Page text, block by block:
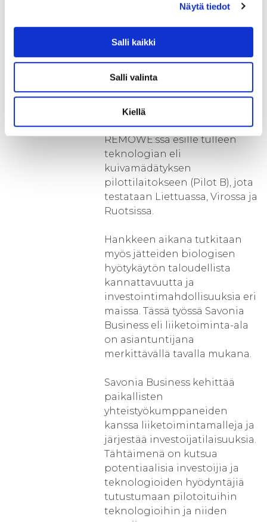
Näytä tiedot
Salli kaikki
Salli valinta
Kiellä
kehittää ns. Downstream-
prosessointia, jossa
bioprosessissa muodostuneita
Saksalainen Ostfalian
ammattikorkeakoulu
puolestaan investoi toisen
REMOWE:ssa esille tulleen
teknologian eli
kuivamädätyksen
pilottilaitokseen (Pilot B), jota
testataan Liettuassa, Virossa ja
Ruotsissa.
Hankkeen aikana tutkitaan
myös jätteiden biologisen
hyötykäytön taloudellista
kannattavuutta ja
investointimahdollisuuksia eri
maissa. Tässä työssä Savonia
Business eli liiketoiminta-ala
on asiantuntijana
merkittävällä tavalla mukana.
Savonia Business kehittää
paikallisten
yhteistyökumppaneiden
kanssa liiketoimintamalleja ja
järjestää investoijatilaisuuksia.
Tähtäimenä on kutsua
potentiaalisia investoijia ja
teknologioiden hyödyntäjiä
tutustumaan pilotoituihin
teknologioihin ja niiden